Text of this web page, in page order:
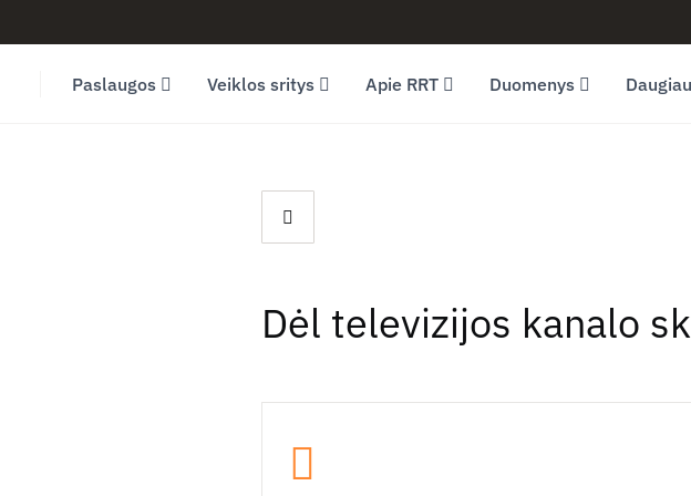
Paslaugos Veiklos sritys Apie RRT Duomenys Daugiau
Dėl televizijos kanalo